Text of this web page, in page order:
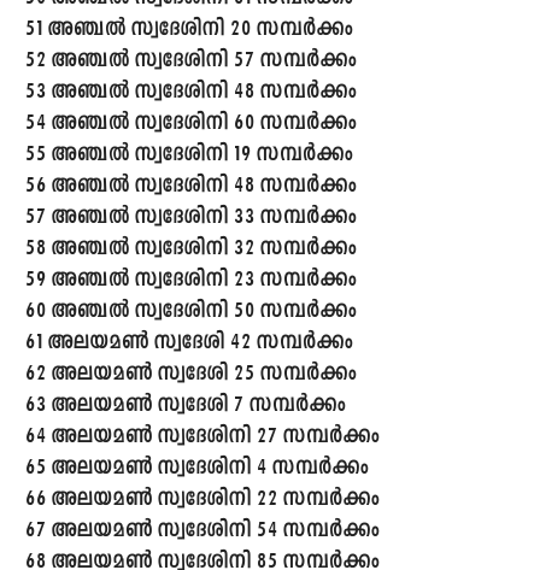
51 അഞ്ചൽ സ്വദേശിനി 20 സമ്പർക്കം
52 അഞ്ചൽ സ്വദേശിനി 57 സമ്പർക്കം
53 അഞ്ചൽ സ്വദേശിനി 48 സമ്പർക്കം
54 അഞ്ചൽ സ്വദേശിനി 60 സമ്പർക്കം
55 അഞ്ചൽ സ്വദേശിനി 19 സമ്പർക്കം
56 അഞ്ചൽ സ്വദേശിനി 48 സമ്പർക്കം
57 അഞ്ചൽ സ്വദേശിനി 33 സമ്പർക്കം
58 അഞ്ചൽ സ്വദേശിനി 32 സമ്പർക്കം
59 അഞ്ചൽ സ്വദേശിനി 23 സമ്പർക്കം
60 അഞ്ചൽ സ്വദേശിനി 50 സമ്പർക്കം
61 അലയമൺ സ്വദേശി 42 സമ്പർക്കം
62 അലയമൺ സ്വദേശി 25 സമ്പർക്കം
63 അലയമൺ സ്വദേശി 7 സമ്പർക്കം
64 അലയമൺ സ്വദേശിനി 27 സമ്പർക്കം
65 അലയമൺ സ്വദേശിനി 4 സമ്പർക്കം
66 അലയമൺ സ്വദേശിനി 22 സമ്പർക്കം
67 അലയമൺ സ്വദേശിനി 54 സമ്പർക്കം
68 അലയമൺ സ്വദേശിനി 85 സമ്പർക്കം